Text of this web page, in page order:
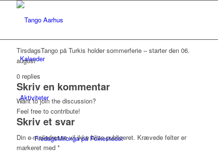
Kalender
Aktiviteter
FredagsMilonga på Folkestedet
TirsdagsTango på Turkis holder sommerferie – starter den 06.
august
0 replies
Skriv en kommentar
Want to join the discussion?
Feel free to contribute!
Skriv et svar
Din e-mailadresse vil ikke blive publiceret. Krævede felter er
markeret med *